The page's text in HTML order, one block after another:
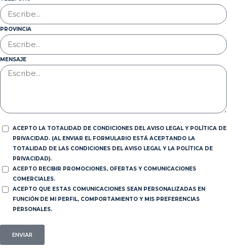
PROVINCIA
MENSAJE
ACEPTO LA TOTALIDAD DE CONDICIONES DEL AVISO LEGAL Y POLÍTICA DE
PRIVACIDAD. (AL ENVIAR EL FORMULARIO ESTÁ ACEPTANDO LA
TOTALIDAD DE LAS CONDICIONES DEL AVISO LEGAL Y LA POLÍTICA DE
PRIVACIDAD).
ACEPTO RECIBIR PROMOCIONES, OFERTAS Y COMUNICACIONES
COMERCIALES.
ACEPTO QUE ESTAS COMUNICACIONES SEAN PERSONALIZADAS EN
FUNCIÓN DE MI PERFIL, COMPORTAMIENTO Y MIS PREFERENCIAS
PERSONALES.
ENVIAR